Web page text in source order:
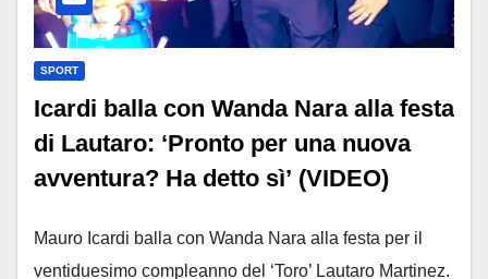
SPORT
Icardi balla con Wanda Nara alla festa
di Lautaro: ‘Pronto per una nuova
avventura? Ha detto sì’ (VIDEO)
Mauro Icardi balla con Wanda Nara alla festa per il
ventiduesimo compleanno del ‘Toro’ Lautaro Martinez.